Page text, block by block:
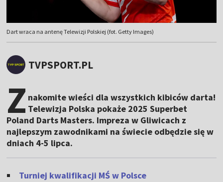
Dart wraca na antenę Telewizji Polskiej (fot. Getty Images)
TVPSPORT.PL
Z nakomite wieści dla wszystkich kibiców darta!
Telewizja Polska pokaże 2025 Superbet
Poland Darts Masters. Impreza w Gliwicach z
najlepszym zawodnikami na świecie odbędzie się w
dniach 4-5 lipca.
Turniej kwalifikacji MŚ w Polsce